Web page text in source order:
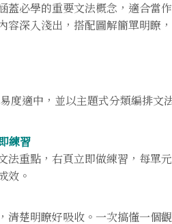
蓋必學的重要文法概念，適合當
容深入淺出，搭配圖解簡單明瞭
度適中，並以主題式分類編排文
練習
法重點，右頁立即做練習，每單
效。
清楚明瞭好吸收。一次搞懂一個